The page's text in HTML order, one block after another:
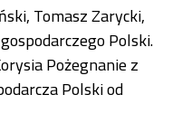
Tomasz Zarycki,
Polski.
Pożegnanie z
Polski od